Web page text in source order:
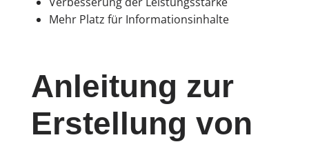
Mehr Platz für Informationsinhalte
Anleitung zur
Erstellung von